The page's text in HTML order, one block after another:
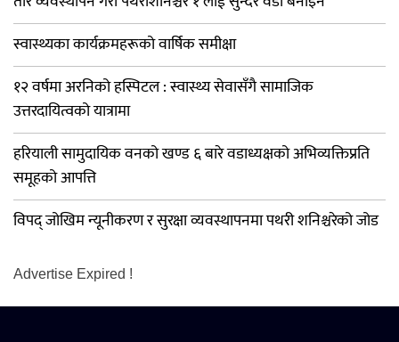
स्वास्थ्यका कार्यक्रमहरूको वार्षिक समीक्षा
१२ वर्षमा अरनिको हस्पिटल : स्वास्थ्य सेवासँगै सामाजिक
उत्तरदायित्वको यात्रामा
हरियाली सामुदायिक वनको खण्ड ६ बारे वडाध्यक्षको अभिव्यक्तिप्रति
समूहको आपत्ति
विपद् जोखिम न्यूनीकरण र सुरक्षा व्यवस्थापनमा पथरी शनिश्चरेको जोड
Advertise Expired !